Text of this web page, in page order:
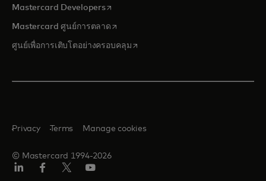
Mastercard Developersopens in a new tab
Mastercard ศูนย์การตลาด opens in a new tab
ศูนย์เพื่อการเติบโตอย่างครอบคลุมopens in a new tab
© Mastercard 1994-2026
Privacy Terms Manage cookies